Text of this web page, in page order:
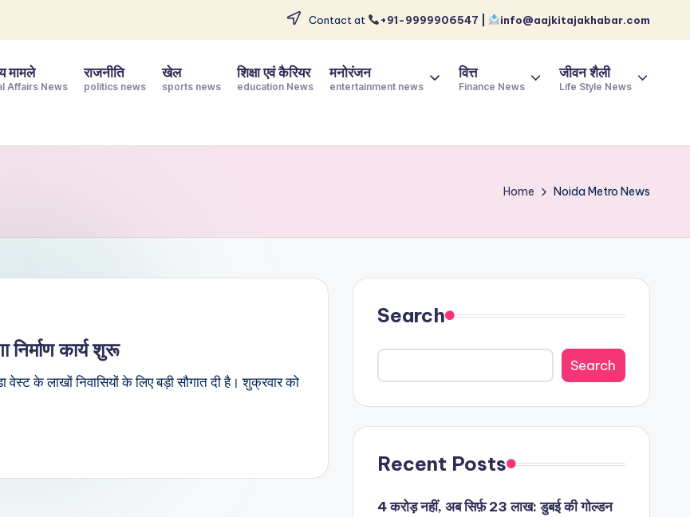
Contact at +91-9999906547 | info@aajkitajakhabar.com
मामले
Affairs News
राजनीति
politics news
खेल
sports news
शिक्षा एवं कैरियर
education News
मनोरंजन
entertainment news
वित्त
Finance News
जीवन शैली
Life Style News
Home Noida Metro News
निर्माण कार्य शुरू
के लाखों निवासियों के लिए बड़ी सौगात दी है। शुक्रवार को
Search
Search
Recent Posts
4 करोड़ नहीं, अब सिर्फ़ 23 लाख: डुबई की गोल्डन